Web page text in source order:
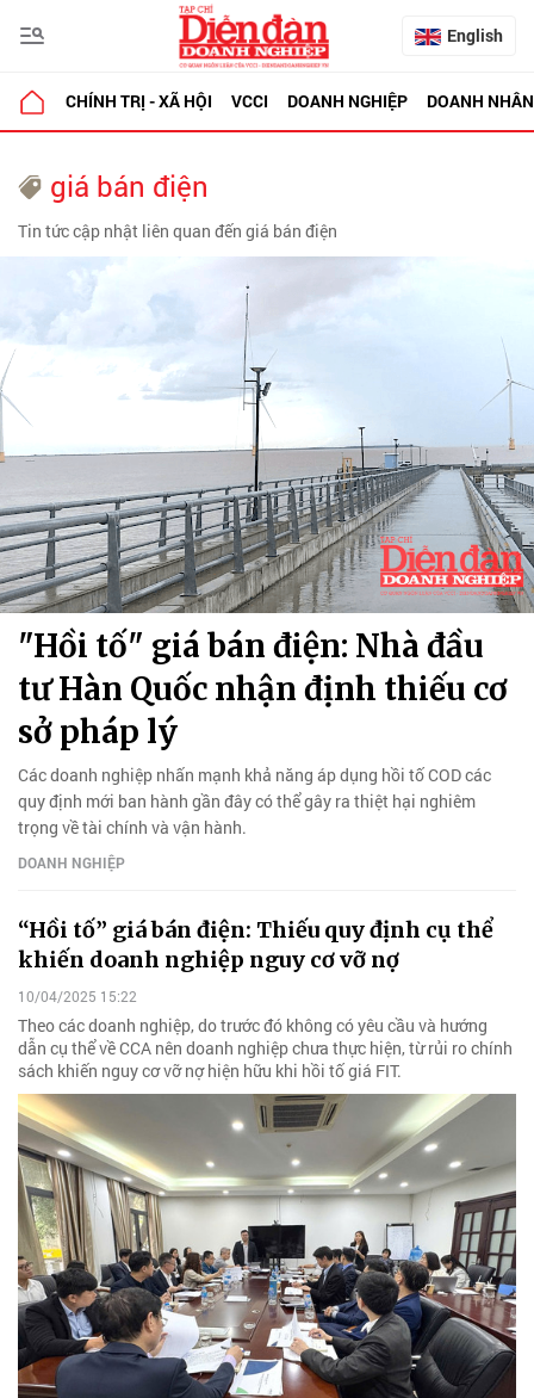
English
CHÍNH TRỊ - XÃ HỘI VCCI DOANH NGHIỆP DOANH NHÂN
giá bán điện
Tin tức cập nhật liên quan đến giá bán điện
"Hồi tố" giá bán điện: Nhà đầu
tư Hàn Quốc nhận định thiếu cơ
sở pháp lý
Các doanh nghiệp nhấn mạnh khả năng áp dụng hồi tố COD các
quy định mới ban hành gần đây có thể gây ra thiệt hại nghiêm
trọng về tài chính và vận hành.
DOANH NGHIỆP
“Hồi tố” giá bán điện: Thiếu quy định cụ thể
khiến doanh nghiệp nguy cơ vỡ nợ
10/04/2025 15:22
Theo các doanh nghiệp, do trước đó không có yêu cầu và hướng
dẫn cụ thể về CCA nên doanh nghiệp chưa thực hiện, từ rủi ro chính
sách khiến nguy cơ vỡ nợ hiện hữu khi hồi tố giá FIT.